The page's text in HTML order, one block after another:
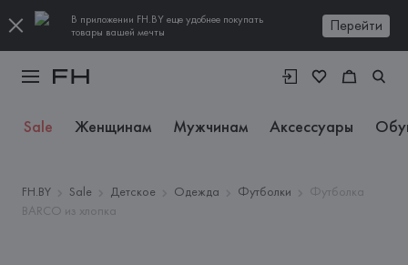
В приложении FH.BY еще удобнее покупать
товары вашей мечты
Перейти
Sale Женщинам Мужчинам Аксессуары
FH.BY Sale Детское Одежда Футболки
Футболка
BARCO из хлопка